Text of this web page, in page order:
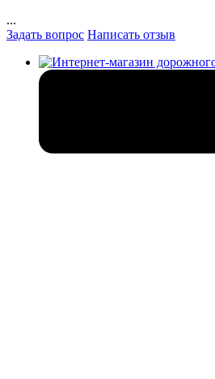
...
Задать вопрос Написать отзыв